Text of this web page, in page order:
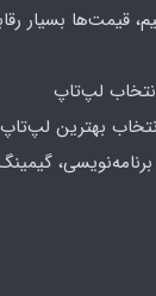
قیمت‌ها بسیار
بهترین